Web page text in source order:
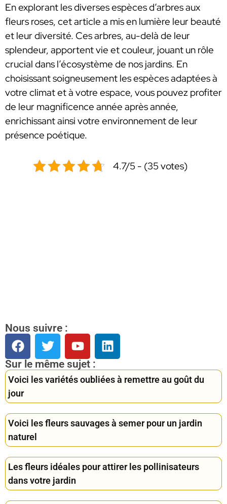
En explorant les diverses espèces d’arbres aux
fleurs roses, cet article a mis en lumière leur beauté
et leur diversité. Ces arbres, au-delà de leur
splendeur, apportent vie et couleur, jouant un rôle
crucial dans l’écosystème de nos jardins. En
choisissant soigneusement les espèces adaptées à
votre climat et à votre espace, vous pouvez profiter
de leur magnificence année après année,
enrichissant ainsi votre environnement de leur
présence poétique.
4.7/5 - (35 votes)
Nous suivre :
Sur le même sujet :
Voici les variétés oubliées à remettre au goût du
jour
Voici les fleurs sauvages à semer pour un jardin
naturel
Les fleurs idéales pour attirer les pollinisateurs
dans votre jardin